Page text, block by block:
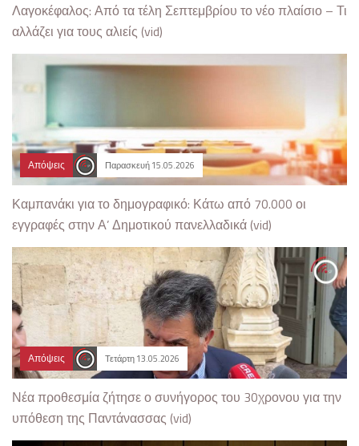
Λαγοκέφαλος: Από τα τέλη Σεπτεμβρίου το νέο πλαίσιο – Τι
αλλάζει για τους αλιείς (vid)
Απόψεις Παρασκευή 15.05.2026
Καμπανάκι για το δημογραφικό: Κάτω από 70.000 οι
εγγραφές στην Α’ Δημοτικού πανελλαδικά (vid)
Απόψεις Τετάρτη 13.05.2026
Νέα προθεσμία ζήτησε ο συνήγορος του 30χρονου για την
υπόθεση της Παντάνασσας (vid)